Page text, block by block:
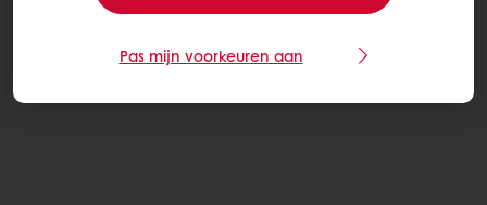
Pas mijn voorkeuren aan